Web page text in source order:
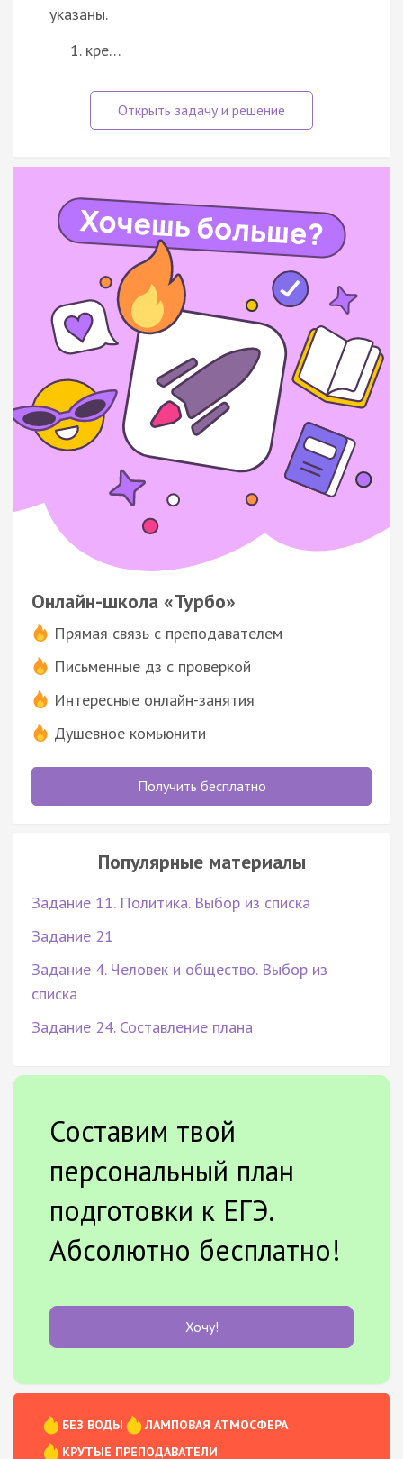
указаны.
кре…
Онлайн-школа «Турбо»
Прямая связь с преподавателем
Письменные дз с проверкой
Интересные онлайн-занятия
Душевное комьюнити
Получить бесплатно
Популярные материалы
Задание 11. Политика. Выбор из списка
Задание 21
Задание 4. Человек и общество. Выбор из
списка
Задание 24. Составление плана
Составим твой
персональный план
подготовки к ЕГЭ.
Абсолютно бесплатно!
Хочу!
БЕЗ ВОДЫ
ЛАМПОВАЯ АТМОСФЕРА
КРУТЫЕ ПРЕПОДАВАТЕЛИ